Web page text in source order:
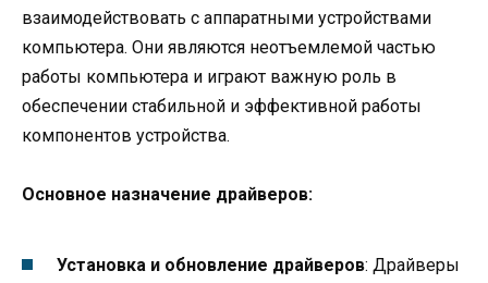
взаимодействовать с аппаратными устройствами
компьютера. Они являются неотъемлемой частью
работы компьютера и играют важную роль в
обеспечении стабильной и эффективной работы
компонентов устройства.
Основное назначение драйверов:
Установка и обновление драйверов: Драйверы